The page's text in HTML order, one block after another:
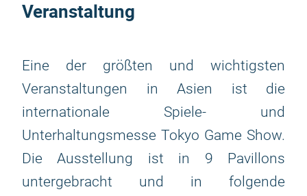
Veranstaltung
Eine der größten und wichtigsten
Veranstaltungen in Asien ist die
internationale Spiele- und
Unterhaltungsmesse Tokyo Game Show.
Die Ausstellung ist in 9 Pavillons
untergebracht und in folgende